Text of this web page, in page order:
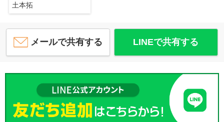
土本拓
メールで共有する LINEで共有する